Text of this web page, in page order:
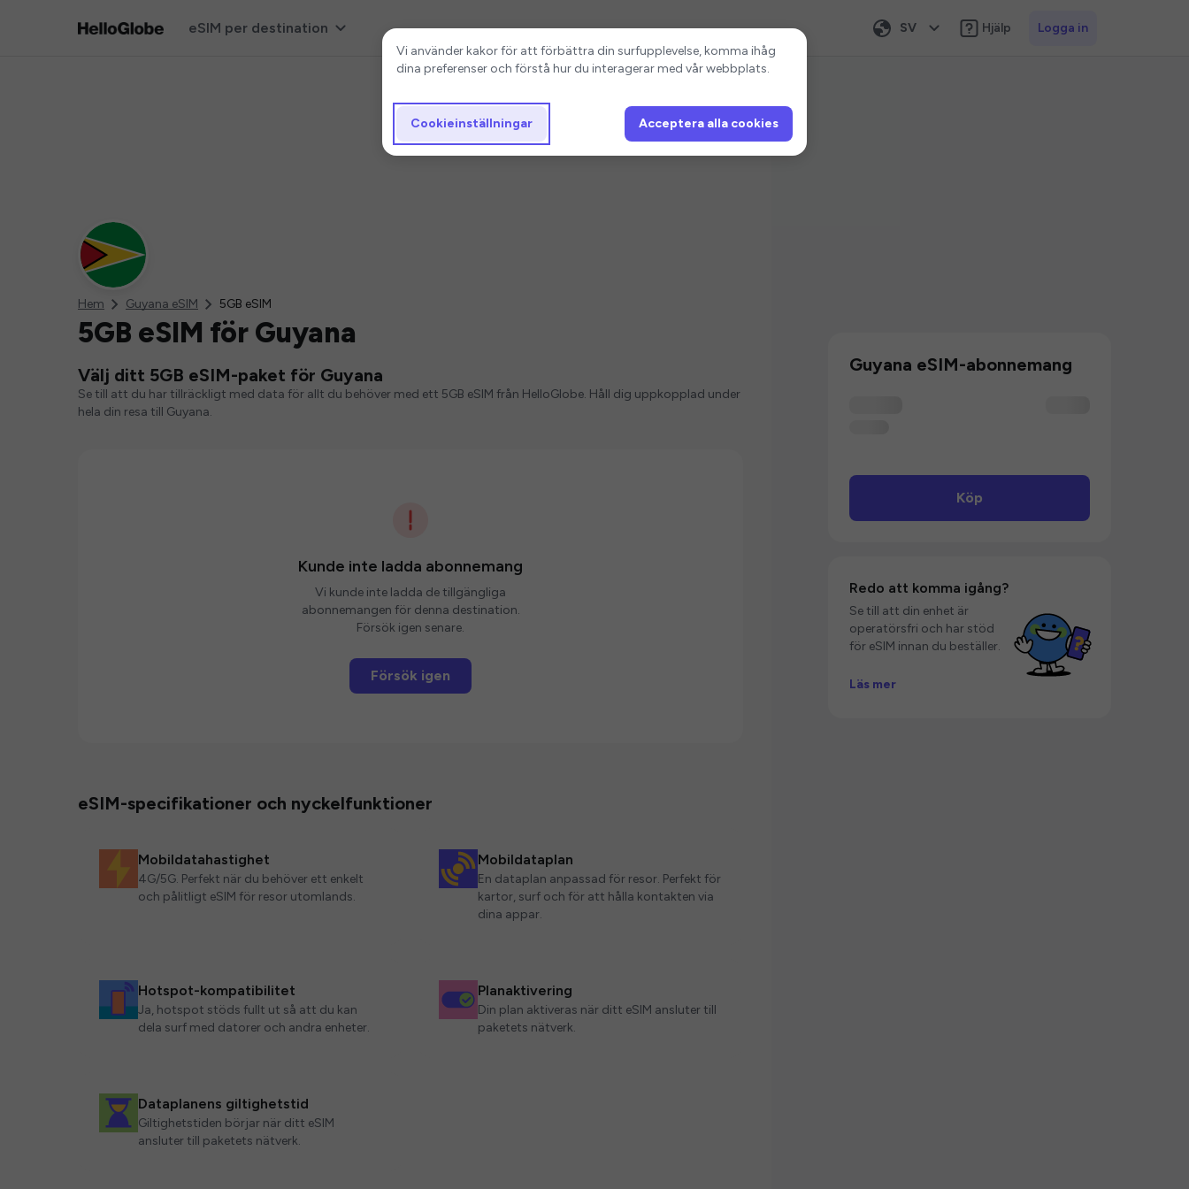
eSIM per destination SV Hjälp Logga in
Hem Guyana eSIM 5GB eSIM
5GB eSIM för Guyana
Välj ditt 5GB eSIM-paket för Guyana
Se till att du har tillräckligt med data för allt du behöver med ett 5GB eSIM från HelloGlobe. Håll dig uppkopplad under
hela din resa till Guyana.
Kunde inte ladda abonnemang
Vi kunde inte ladda de tillgängliga
abonnemangen för denna destination.
Försök igen senare.
Försök igen
eSIM-specifikationer och nyckelfunktioner
Mobildatahastighet
4G/5G. Perfekt när du behöver ett enkelt
och pålitligt eSIM för resor utomlands.
Mobildataplan
En dataplan anpassad för resor. Perfekt för
kartor, surf och för att hålla kontakten via
dina appar.
Hotspot-kompatibilitet
Ja, hotspot stöds fullt ut så att du kan
dela surf med datorer och andra enheter.
Planaktivering
Din plan aktiveras när ditt eSIM ansluter till
paketets nätverk.
Dataplanens giltighetstid
Giltighetstiden börjar när ditt eSIM
ansluter till paketets nätverk.
Guyana eSIM-abonnemang
Köp
Redo att komma igång?
Se till att din enhet är
operatörsfri och har stöd
för eSIM innan du beställer.
Läs mer
Cookieinställningar
Vi använder kakor för att förbättra din surfupplevelse, komma ihåg
dina preferenser och förstå hur du interagerar med vår webbplats.
Cookieinställningar Acceptera alla cookies